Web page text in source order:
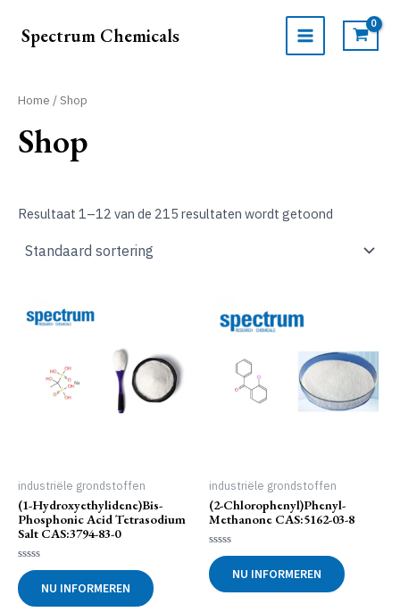
naarSpectrum Chemicals
MAIN
Home / Shop
Shop
Resultaat 1–12 van de 215 resultaten wordt getoond
industriële grondstoffen
(1-Hydroxyethylidene)bis-
Phosphonic Acid Tetrasodium
Salt CAS:3794-83-0
Gewaardeerd
0
uit
5
NU INFORMEREN
industriële grondstoffen
(2-Chlorophenyl)phenyl-
Methanone CAS:5162-03-8
Gewaardeerd
0
uit
5
NU INFORMEREN